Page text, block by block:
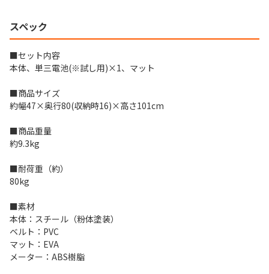
スペック
■セット内容
本体、単三電池(※試し用)×1、マット
■商品サイズ
約幅47×奥行80(収納時16)×高さ101cm
■商品重量
約9.3kg
■耐荷重（約）
80kg
■素材
本体：スチール（粉体塗装）
ベルト：PVC
マット：EVA
メーター：ABS樹脂